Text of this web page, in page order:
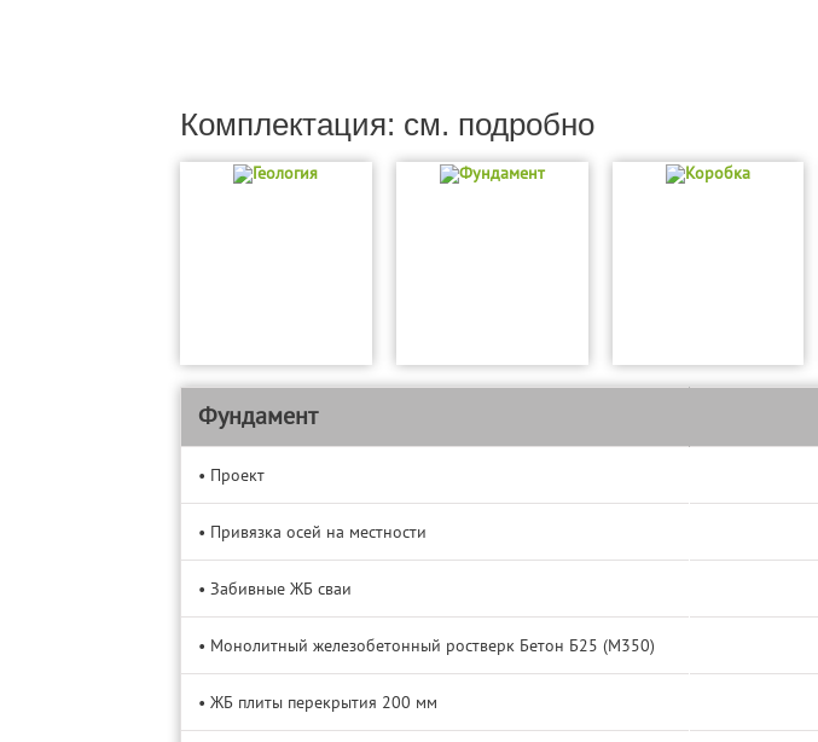
Комплектация: см. подробно
Геология Фундамент Коробка
Фундамент
• Проект
• Привязка осей на местности
• Забивные ЖБ сваи
• Монолитный железобетонный ростверк Бетон Б25 (М350)
• ЖБ плиты перекрытия 200 мм